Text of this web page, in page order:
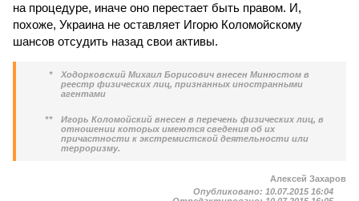
на процедуре, иначе оно перестает быть правом. И,
похоже, Украина не оставляет Игорю Коломойскому
шансов отсудить назад свои активы.
*
Ходорковский Михаил Борисович внесен Минюстом в
реестр физических лиц, признанных иностранными
агентами
**
Игорь Коломойский внесен в перечень физических лиц, в
отношении которых имеются сведения об их
причастности к экстремистской деятельности или
терроризму.
Алексей Захаров
Опубликовано: 10.07.2015 16:04